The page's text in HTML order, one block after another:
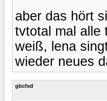
aber das hört
tvtotal mal alle
weiß, lena
wieder neues
gbcfxd